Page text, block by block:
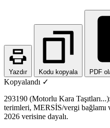
Yazdır Kodu kopyala PDF
Kopyalandı ✓
293190 (Motorlu Kara
terimleri, MERSİS/vergi
2026 verisine dayalı.